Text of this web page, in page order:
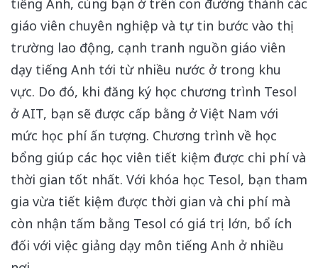
tiếng Anh, cùng bạn ở trên con đường thành các
giáo viên chuyên nghiệp và tự tin bước vào thị
trường lao động, cạnh tranh nguồn giáo viên
dạy tiếng Anh tới từ nhiều nước ở trong khu
vực. Do đó, khi đăng ký học chương trình Tesol
ở AIT, bạn sẽ được cấp bằng ở Việt Nam với
mức học phí ấn tượng. Chương trình về học
bổng giúp các học viên tiết kiệm được chi phí và
thời gian tốt nhất. Với khóa học Tesol, bạn tham
gia vừa tiết kiệm được thời gian và chi phí mà
còn nhận tấm bằng Tesol có giá trị lớn, bổ ích
đối với việc giảng dạy môn tiếng Anh ở nhiều